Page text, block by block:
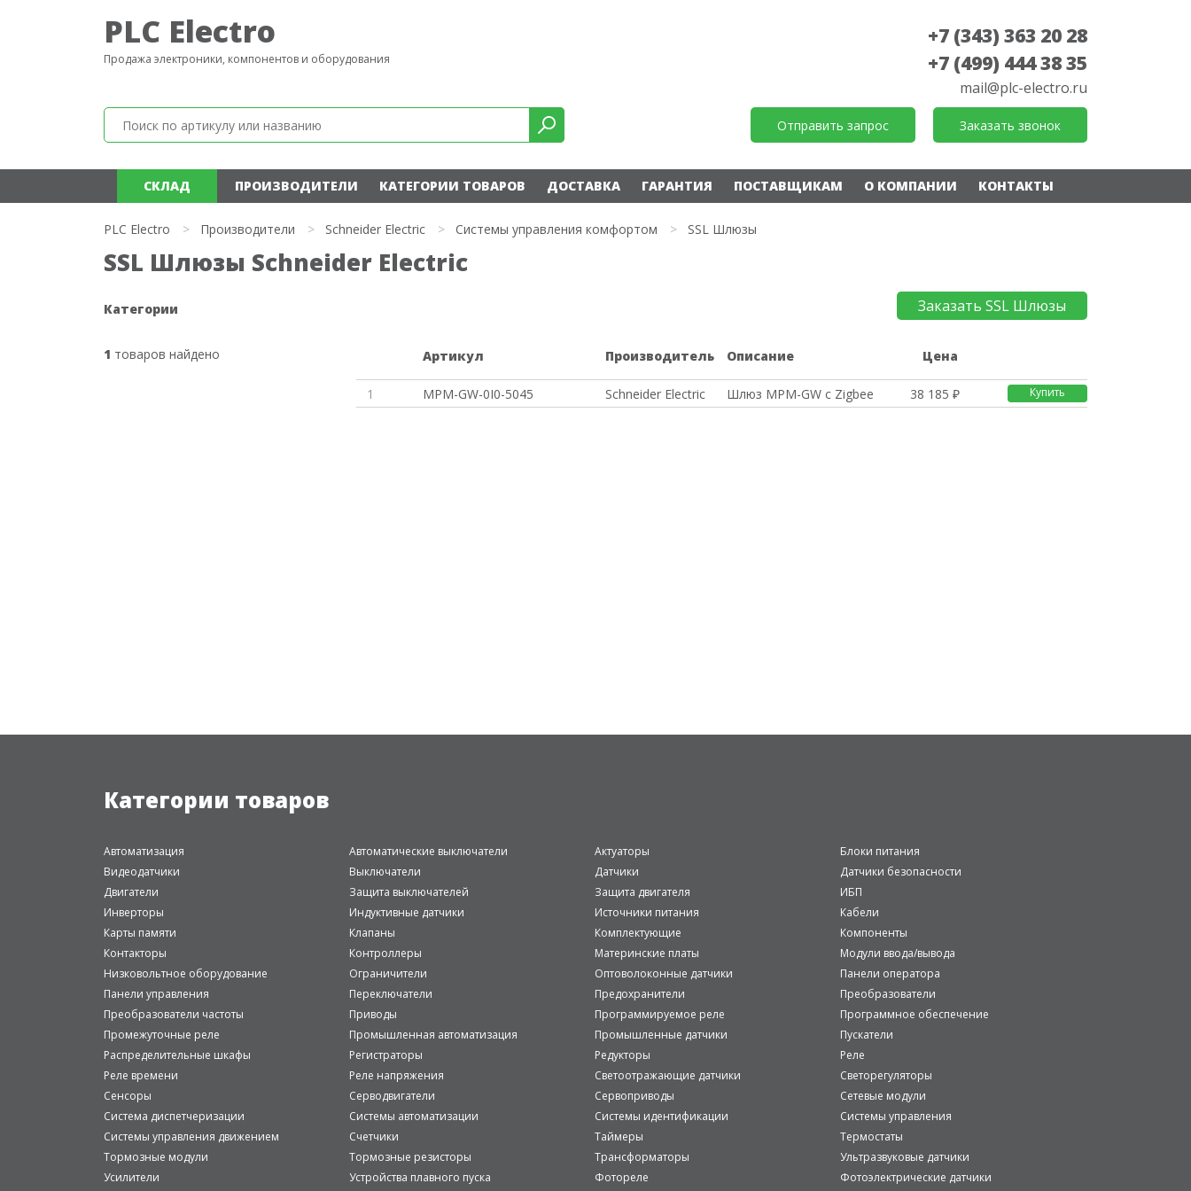
PLC Electro
Продажа электроники, компонентов и оборудования
+7 (343) 363 20 28
+7 (499) 444 38 35
mail@plc-electro.ru
Отправить запрос Заказать звонок
СКЛАД ПРОИЗВОДИТЕЛИ КАТЕГОРИИ ТОВАРОВ ДОСТАВКА ГАРАНТИЯ ПОСТАВЩИКАМ О КОМПАНИИ КОНТАКТЫ
PLC Electro > Производители > Schneider Electric > Системы управления комфортом > SSL Шлюзы
SSL Шлюзы Schneider Electric
Категории
1 товаров найдено
Заказать SSL Шлюзы
Артикул Производитель Описание Цена
1 MPM-GW-0I0-5045 Schneider Electric Шлюз MPM-GW с Zigbee 38 185 ₽ Купить
Категории товаров
Автоматизация Автоматические выключатели Актуаторы
Блоки питания
Видеодатчики
Выключатели Датчики
Датчики безопасности
Двигатели
Защита выключателей Защита двигателя
ИБП
Инверторы
Индуктивные датчики Источники питания
Кабели
Карты памяти
Клапаны Комплектующие
Компоненты
Контакторы
Контроллеры Материнские платы
Модули ввода/вывода
Низковольтное оборудование
Ограничители Оптоволоконные датчики
Панели оператора
Панели управления
Переключатели Предохранители
Преобразователи
Преобразователи частоты
Приводы Программируемое реле
Программное обеспечение
Промежуточные реле
Промышленная автоматизация Промышленные датчики
Пускатели
Распределительные шкафы
Регистраторы Редукторы
Реле
Реле времени
Реле напряжения Светоотражающие датчики
Светорегуляторы
Сенсоры
Серводвигатели Сервоприводы
Сетевые модули
Система диспетчеризации
Системы автоматизации Системы идентификации
Системы управления
Системы управления движением
Счетчики Таймеры
Термостаты
Тормозные модули
Тормозные резисторы Трансформаторы
Ультразвуковые датчики
Усилители
Устройства плавного пуска Фотореле
Фотоэлектрические датчики